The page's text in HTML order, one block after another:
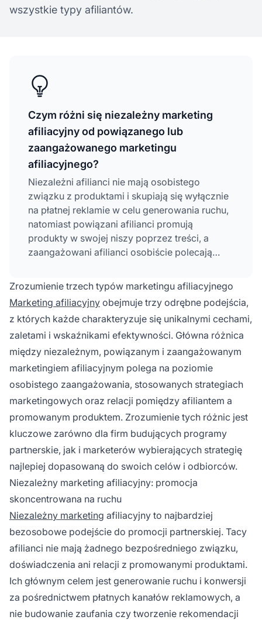
wszystkie typy afiliantów.
Czym różni się niezależny marketing
afiliacyjny od powiązanego lub
zaangażowanego marketingu
afiliacyjnego?
Niezależni afilianci nie mają osobistego
związku z produktami i skupiają się wyłącznie
na płatnej reklamie w celu generowania ruchu,
natomiast powiązani afilianci promują
produkty w swojej niszy poprzez treści, a
zaangażowani afilianci osobiście polecają
poprzez autentyczne recenzje i opinie.
Zrozumienie trzech typów marketingu afiliacyjnego
Marketing afiliacyjny obejmuje trzy odrębne podejścia,
z których każde charakteryzuje się unikalnymi cechami,
zaletami i wskaźnikami efektywności. Główna różnica
między niezależnym, powiązanym i zaangażowanym
marketingiem afiliacyjnym polega na poziomie
osobistego zaangażowania, stosowanych strategiach
marketingowych oraz relacji pomiędzy afiliantem a
promowanym produktem. Zrozumienie tych różnic jest
kluczowe zarówno dla firm budujących programy
partnerskie, jak i marketerów wybierających strategię
najlepiej dopasowaną do swoich celów i odbiorców.
Niezależny marketing afiliacyjny: promocja
skoncentrowana na ruchu
Niezależny marketing afiliacyjny to najbardziej
bezosobowe podejście do promocji partnerskiej. Tacy
afilianci nie mają żadnego bezpośredniego związku,
doświadczenia ani relacji z promowanymi produktami.
Ich głównym celem jest generowanie ruchu i konwersji
za pośrednictwem płatnych kanałów reklamowych, a
nie budowanie zaufania czy tworzenie rekomendacji